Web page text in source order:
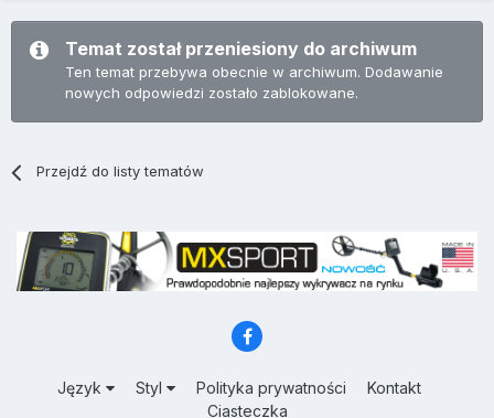
Temat został przeniesiony do archiwum
Ten temat przebywa obecnie w archiwum. Dodawanie
nowych odpowiedzi zostało zablokowane.
Przejdź do listy tematów
Język Styl Polityka prywatności
Kontakt
Ciasteczka